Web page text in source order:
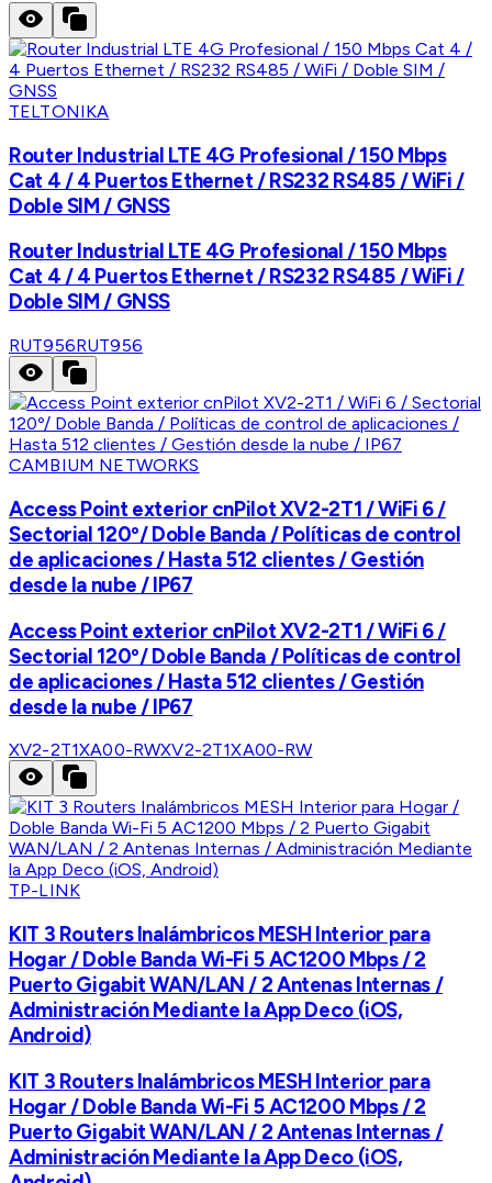
TELTONIKA
Router Industrial LTE 4G Profesional / 150 Mbps
Cat 4 / 4 Puertos Ethernet / RS232 RS485 / WiFi /
Doble SIM / GNSS
Router Industrial LTE 4G Profesional / 150 Mbps
Cat 4 / 4 Puertos Ethernet / RS232 RS485 / WiFi /
Doble SIM / GNSS
RUT956RUT956
CAMBIUM NETWORKS
Access Point exterior cnPilot XV2-2T1 / WiFi 6 /
Sectorial 120º/ Doble Banda / Políticas de control
de aplicaciones / Hasta 512 clientes / Gestión
desde la nube / IP67
Access Point exterior cnPilot XV2-2T1 / WiFi 6 /
Sectorial 120º/ Doble Banda / Políticas de control
de aplicaciones / Hasta 512 clientes / Gestión
desde la nube / IP67
XV2-2T1XA00-RWXV2-2T1XA00-RW
TP-LINK
KIT 3 Routers Inalámbricos MESH Interior para
Hogar / Doble Banda Wi-Fi 5 AC1200 Mbps / 2
Puerto Gigabit WAN/LAN / 2 Antenas Internas /
Administración Mediante la App Deco (iOS,
Android)
KIT 3 Routers Inalámbricos MESH Interior para
Hogar / Doble Banda Wi-Fi 5 AC1200 Mbps / 2
Puerto Gigabit WAN/LAN / 2 Antenas Internas /
Administración Mediante la App Deco (iOS,